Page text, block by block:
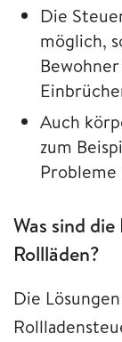
Die
möglich,
Auch
zum
Was sind
Rollläden?
Die